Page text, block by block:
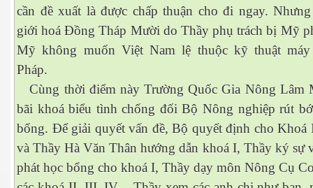
cần đề xuất là được chấp thuận cho đi ngay.
giới hoá Đồng Tháp Mười do Thầy phụ trách bị Mỹ
Mỹ không muốn Việt Nam lệ thuộc kỹ thuật máy
Pháp.
Cùng thời điểm này Trường Quốc Gia Nông Lâm
bãi khoá biểu tình chống đối Bộ Nông nghiệp rút
bổng. Để giải quyết vấn đề, Bộ quyết định cho Khoá
và Thầy Hà Văn Thân hướng dẫn khoá I, Thầy ký sự
phát học bổng cho khoá I, Thầy dạy môn Nông Cụ